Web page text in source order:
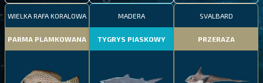
WIELKA RAFA KORALOWA
PARMA PLAMKOWANA
MADERA
TYGRYS PIASKOWY
SVALBARD
PRZERAZA